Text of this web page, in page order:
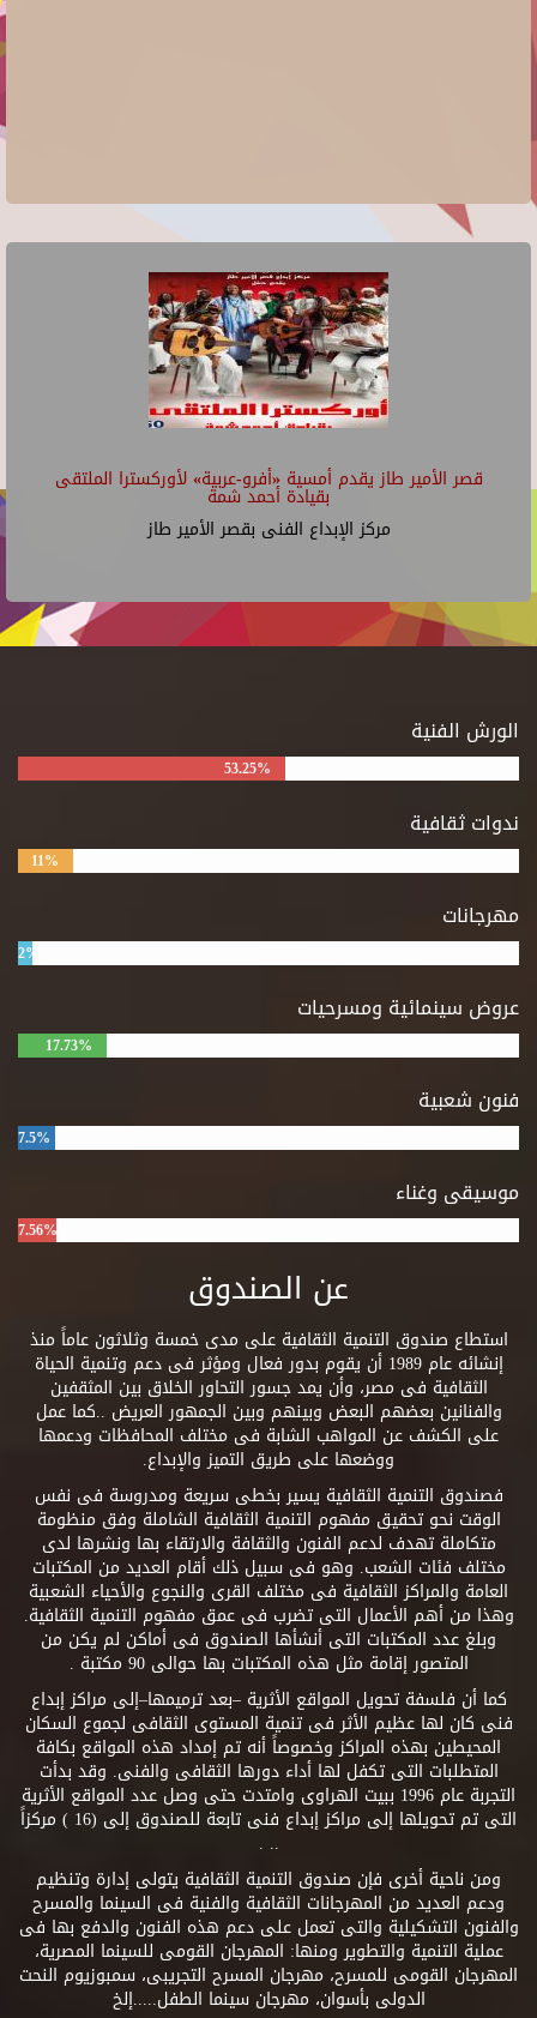
قصر الأمير طاز يقدم أمسية «أفرو-عربية» لأوركسترا الملتقى
بقيادة أحمد شمة
مركز الإبداع الفنى بقصر الأمير طاز
الورش الفنية
53.25%
ندوات ثقافية
11%
مهرجانات
2%
عروض سينمائية ومسرحيات
17.73%
فنون شعبية
7.5%
موسيقى وغناء
7.56%
عن الصندوق
استطاع صندوق التنمية الثقافية على مدى خمسة وثلاثون عاماً منذ
إنشائه عام 1989 أن يقوم بدور فعال ومؤثر فى دعم وتنمية الحياة
الثقافية فى مصر، وأن يمد جسور التحاور الخلاق بين المثقفين
والفنانين بعضهم البعض وبينهم وبين الجمهور العريض ..كما عمل
على الكشف عن المواهب الشابة فى مختلف المحافظات ودعمها
ووضعها على طريق التميز والإبداع.
فصندوق التنمية الثقافية يسير بخطى سريعة ومدروسة فى نفس
الوقت نحو تحقيق مفهوم التنمية الثقافية الشاملة وفق منظومة
متكاملة تهدف لدعم الفنون والثقافة والارتقاء بها ونشرها لدى
مختلف فئات الشعب. وهو فى سبيل ذلك أقام العديد من المكتبات
العامة والمراكز الثقافية فى مختلف القرى والنجوع والأحياء الشعبية
وهذا من أهم الأعمال التى تضرب فى عمق مفهوم التنمية الثقافية.
وبلغ عدد المكتبات التى أنشأها الصندوق فى أماكن لم يكن من
المتصور إقامة مثل هذه المكتبات بها حوالى 90 مكتبة .
كما أن فلسفة تحويل المواقع الأثرية –بعد ترميمها–إلى مراكز إبداع
فنى كان لها عظيم الأثر فى تنمية المستوى الثقافى لجموع السكان
المحيطين بهذه المراكز وخصوصاً أنه تم إمداد هذه المواقع بكافة
المتطلبات التى تكفل لها أداء دورها الثقافى والفنى. وقد بدأت
التجربة عام 1996 ببيت الهراوى وامتدت حتى وصل عدد المواقع الأثرية
التى تم تحويلها إلى مراكز إبداع فنى تابعة للصندوق إلى (16 ) مركزاً
.. .
ومن ناحية أخرى فإن صندوق التنمية الثقافية يتولى إدارة وتنظيم
ودعم العديد من المهرجانات الثقافية والفنية فى السينما والمسرح
والفنون التشكيلية والتى تعمل على دعم هذه الفنون والدفع بها فى
عملية التنمية والتطوير ومنها: المهرجان القومى للسينما المصرية،
المهرجان القومى للمسرح، مهرجان المسرح التجريبى، سمبوزيوم النحت
الدولى بأسوان، مهرجان سينما الطفل.....إلخ